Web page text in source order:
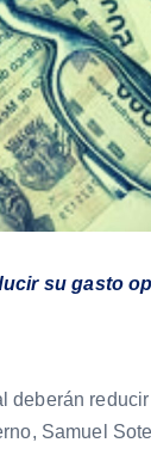
su gasto
deberán
Samuel